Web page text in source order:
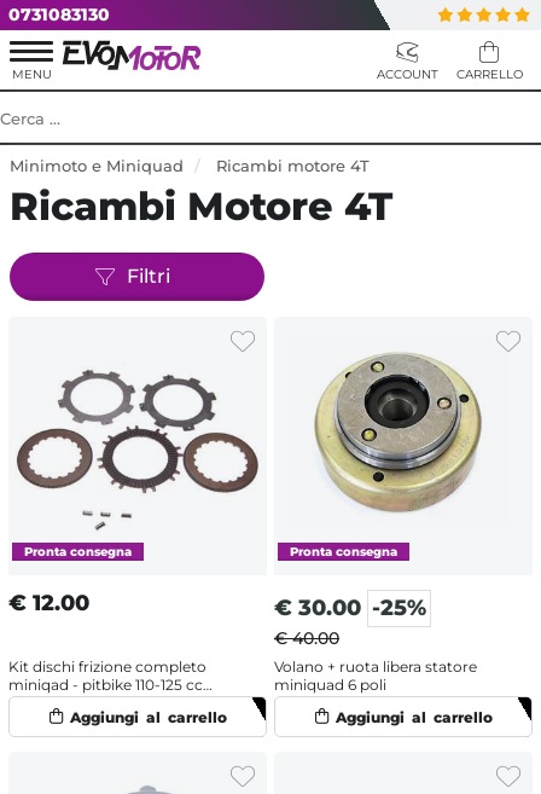
0731083130
Minimoto e Miniquad Ricambi motore 4T
Ricambi Motore 4T
Filtri
€ 12.00
Kit dischi frizione completo
miniqad - pitbike 110-125 cc
semiautomatico e automatico
€ 30.00 -25%
€ 40.00
Volano + ruota libera statore
miniquad 6 poli